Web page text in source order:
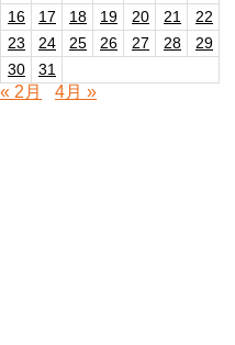
16
17 18 19 20 21
22
23
24 25 26 27 28
29
30
31
« 2月 4月 »